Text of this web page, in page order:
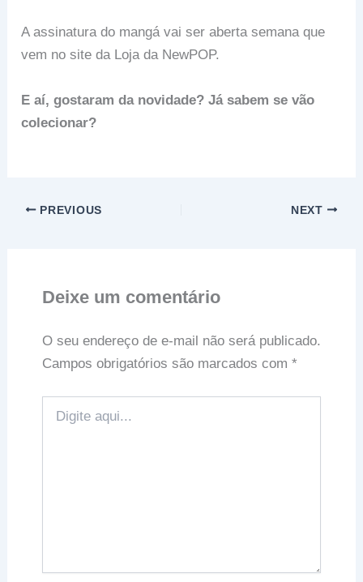
A assinatura do mangá vai ser aberta semana que
vem no site da Loja da NewPOP.
E aí, gostaram da novidade? Já sabem se vão
colecionar?
PREVIOUS NEXT
Deixe um comentário
O seu endereço de e-mail não será publicado.
Campos obrigatórios são marcados com *
aqui...